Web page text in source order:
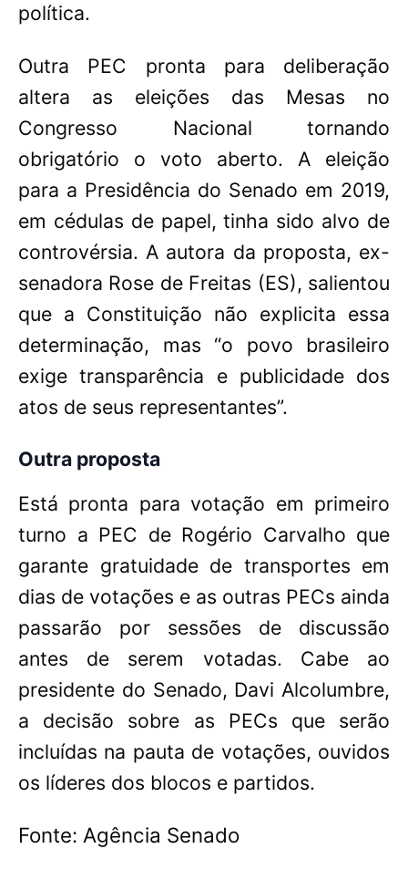
política.
Outra PEC pronta para deliberação
altera as eleições das Mesas no
Congresso Nacional tornando
obrigatório o voto aberto. A eleição
para a Presidência do Senado em 2019,
em cédulas de papel, tinha sido alvo de
controvérsia. A autora da proposta, ex-
senadora Rose de Freitas (ES), salientou
que a Constituição não explicita essa
determinação, mas “o povo brasileiro
exige transparência e publicidade dos
atos de seus representantes”.
Outra proposta
Está pronta para votação em primeiro
turno a PEC de Rogério Carvalho que
garante gratuidade de transportes em
dias de votações e as outras PECs ainda
passarão por sessões de discussão
antes de serem votadas. Cabe ao
presidente do Senado, Davi Alcolumbre,
a decisão sobre as PECs que serão
incluídas na pauta de votações, ouvidos
os líderes dos blocos e partidos.
Fonte: Agência Senado